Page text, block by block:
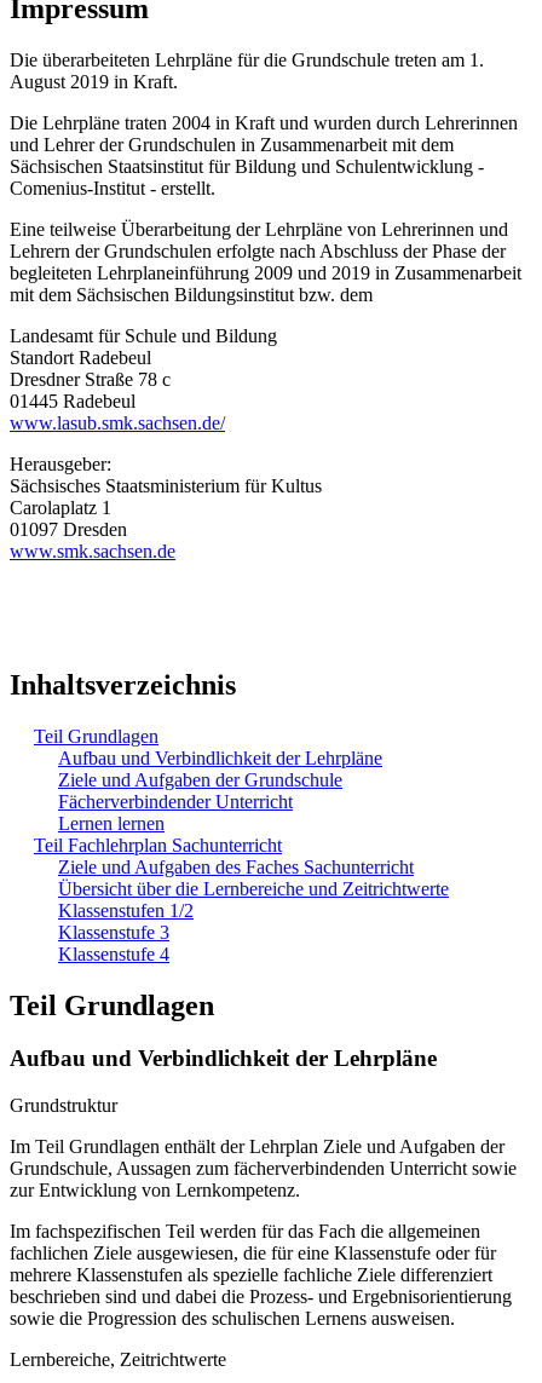
Impressum
Die überarbeiteten Lehrpläne für die Grundschule treten am 1.
August 2019 in Kraft.
Die Lehrpläne traten 2004 in Kraft und wurden durch Lehrerinnen
und Lehrer der Grundschulen in Zusammenarbeit mit dem
Sächsischen Staatsinstitut für Bildung und Schulentwicklung -
Comenius-Institut - erstellt.
Eine teilweise Überarbeitung der Lehrpläne von Lehrerinnen und
Lehrern der Grundschulen erfolgte nach Abschluss der Phase der
begleiteten Lehrplaneinführung 2009 und 2019 in Zusammenarbeit
mit dem Sächsischen Bildungsinstitut bzw. dem
Landesamt für Schule und Bildung
Standort Radebeul
Dresdner Straße 78 c
01445 Radebeul
www.lasub.smk.sachsen.de/
Herausgeber:
Sächsisches Staatsministerium für Kultus
Carolaplatz 1
01097 Dresden
www.smk.sachsen.de
Inhaltsverzeichnis
Teil Grundlagen
Aufbau und Verbindlichkeit der Lehrpläne
Ziele und Aufgaben der Grundschule
Fächerverbindender Unterricht
Lernen lernen
Teil Fachlehrplan Sachunterricht
Ziele und Aufgaben des Faches Sachunterricht
Übersicht über die Lernbereiche und Zeitrichtwerte
Klassenstufen 1/2
Klassenstufe 3
Klassenstufe 4
Teil Grundlagen
Aufbau und Verbindlichkeit der Lehrpläne
Grundstruktur
Im Teil Grundlagen enthält der Lehrplan Ziele und Aufgaben der
Grundschule, Aussagen zum fächerverbindenden Unterricht sowie
zur Entwicklung von Lernkompetenz.
Im fachspezifischen Teil werden für das Fach die allgemeinen
fachlichen Ziele ausgewiesen, die für eine Klassenstufe oder für
mehrere Klassenstufen als spezielle fachliche Ziele differenziert
beschrieben sind und dabei die Prozess- und Ergebnisorientierung
sowie die Progression des schulischen Lernens ausweisen.
Lernbereiche, Zeitrichtwerte